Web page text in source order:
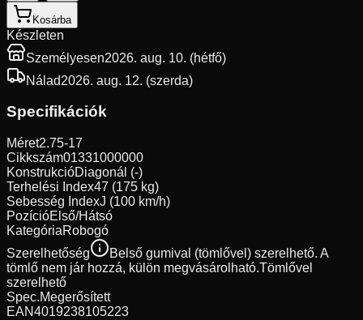
Kosárba
Készleten
Személyesen2026. aug. 10. (hétfő)
Nálad2026. aug. 12. (szerda)
Specifikációk
Méret2.75-17
Cikkszám01331000000
KonstrukcióDiagonál (-)
Terhelési Index47 (175 kg)
Sebesség IndexJ (100 km/h)
PozícióElső/Hátsó
KategóriaRobogó
Szerelhetőség
Belső gumival (tömlővel) szerelhető. A
tömlő nem jár hozzá, külön megvásárolható.Tömlővel
szerelhető
Spec.Megerősített
EAN4019238105223